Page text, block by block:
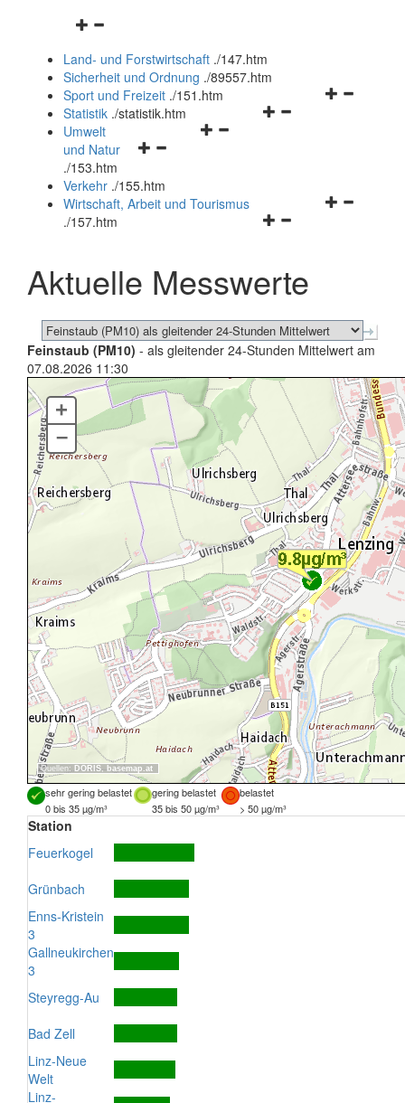
Navigationsmenü
und
schließen
Land- und Forstwirtschaft ./147.htm
Sicherheit und Ordnung ./89557.htm
Navigationsmenü
Sport und Freizeit ./151.htm
Navigationsmenü
Statistik ./statistik.htm
Navigationsmenü
und
schließen
Umwelt
und Natur
./153.htm
Verkehr ./155.htm
Navigationsmenü
schließen
Wirtschaft, Arbeit und Tourismus
./157.htm
Aktuelle Messwerte
Feinstaub (PM10) - als gleitender 24-Stunden Mittelwert am
07.08.2026 11:30
Quellen: DORIS, basemap.at
+
–
sehr gering belastet gering belastet
belastet
0 bis 35 µg/m³
35 bis 50 µg/m³ > 50 µg/m³
Station
Feuerkogel
Grünbach
Enns-Kristein
3
Gallneukirchen
3
Steyregg-Au
Bad Zell
Linz-Neue
Welt
Linz-